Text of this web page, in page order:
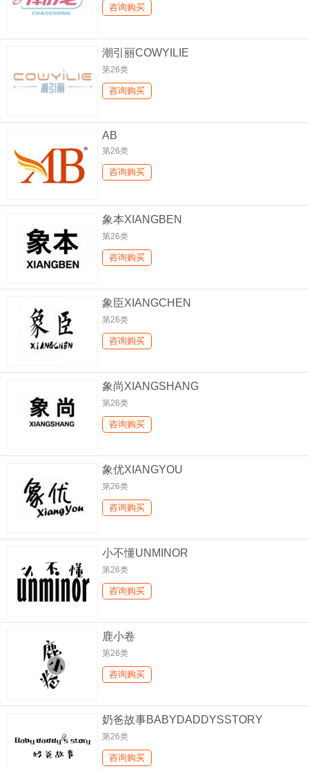
咨询购买
潮引丽COWYILIE
第26类
咨询购买
AB
第26类
咨询购买
象本XIANGBEN
第26类
咨询购买
象臣XIANGCHEN
第26类
咨询购买
象尚XIANGSHANG
第26类
咨询购买
象优XIANGYOU
第26类
咨询购买
小不懂UNMINOR
第26类
咨询购买
鹿小卷
第26类
咨询购买
奶爸故事BABYDADDYSSTORY
第26类
咨询购买